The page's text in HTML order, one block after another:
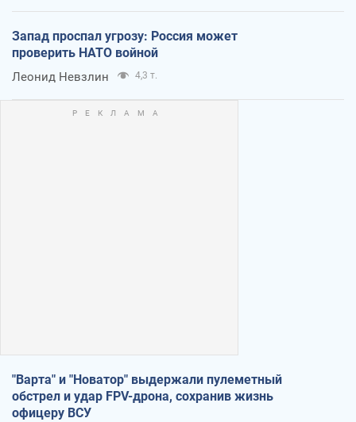
Запад проспал угрозу: Россия может
проверить НАТО войной
Леонид Невзлин 4,3 т.
"Варта" и "Новатор" выдержали пулеметный
обстрел и удар FPV-дрона, сохранив жизнь
офицеру ВСУ